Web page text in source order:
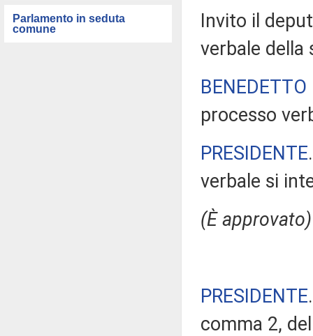
Parlamento in seduta
comune
Invito il
verbale della
processo
PRESIDENTE
verbale si
(È approvato)
PRESIDENTE
comma 2,